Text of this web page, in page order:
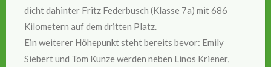
dicht dahinter Fritz Federbusch (Klasse 7a) mit 686
Kilometern auf dem dritten Platz.
Ein weiterer Höhepunkt steht bereits bevor: Emily
Siebert und Tom Kunze werden neben Linos Kriener,